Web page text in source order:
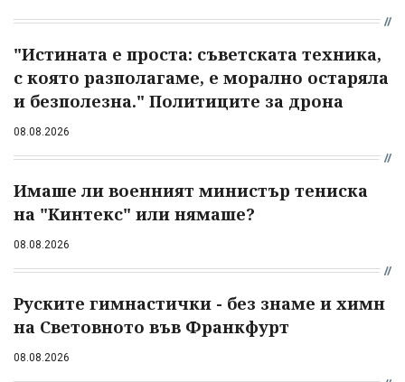
"Истината е проста: съветската техника,
с която разполагаме, е морално остаряла
и безполезна." Политиците за дрона
08.08.2026
Имаше ли военният министър тениска
на "Кинтекс" или нямаше?
08.08.2026
Руските гимнастички - без знаме и химн
на Световното във Франкфурт
08.08.2026